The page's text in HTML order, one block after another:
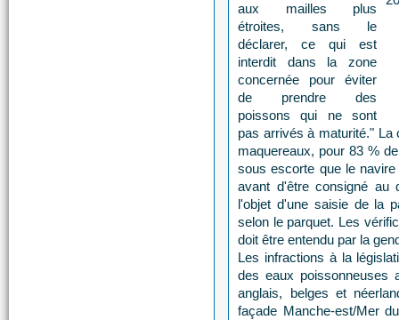
aux mailles plus
étroites, sans le
déclarer, ce qui est
interdit dans la zone
concernée pour éviter
de prendre des
poissons qui ne sont
pas arrivés à maturité." La
maquereaux, pour 83 %
sous escorte que le
avant d'être consigné au
l'objet d'une saisie de la
selon le parquet. Les
doit être entendu par la
Les infractions à la
des eaux poissonneuses
anglais, belges et
façade Manche-est/Mer